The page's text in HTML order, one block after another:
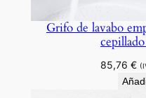
Grifo de lavabo
85,76 €